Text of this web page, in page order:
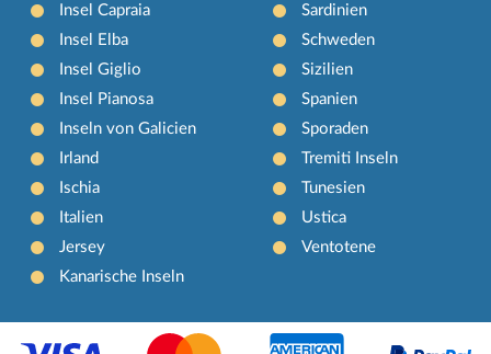
Insel Capraia
Insel Elba
Insel Giglio
Insel Pianosa
Inseln von Galicien
Irland
Ischia
Italien
Jersey
Kanarische Inseln
Sardinien
Schweden
Sizilien
Spanien
Sporaden
Tremiti Inseln
Tunesien
Ustica
Ventotene